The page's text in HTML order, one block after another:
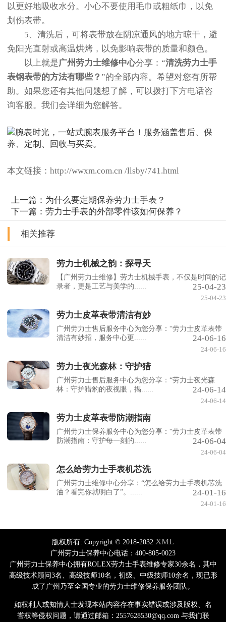
以更好地吸收水分。小心不要使用毛巾或粗纸巾，以免
划伤表带。
5、清洗后，可将表带放在阴凉通风的地方晾干，避
免阳光直射或高温烘烤，以免影响表带的质量和颜色。
以上就是广州劳力士维修中心分享：“清洗劳力士手
表钢表带的方法有哪些？ ”的全部内容。希望对您有所帮
助。如果您还有其他问题想了解，可以拨打下方电话咨
询客服。我们会详细为您解答。
本文链接：http://wwxm.com.cn /llsby/741.html
上一篇： 为什么要定期保养劳力士手表？
下一篇：劳力士手表的外部零件该如何保养？
相关推荐
劳力士机械之韵：探寻天
【广州劳力士维修】劳力士机械手表，不仅是时间的记
录者，更是工艺与美学的......
25-04-23
25-04-23
劳力士皮革表带清洁有妙
广州劳力士售后服务中心为您分享：“劳力士皮革表带
清洁有妙招，服务中心更......
24-06-16
24-06-16
劳力士夜光森林：守护猎
广州劳力士售后服务中心为您分享：“劳力士夜光森
林：守护猎豹的夜视眼，揭......
24-06-14
24-06-14
劳力士皮革表带防潮指南
广州劳力士保养服务中心为您分享：“劳力士皮革表带
防潮指南：守护每一刻的......
24-06-04
24-06-04
怎么给劳力士手表机芯洗
广州劳力士维修中心分享：“怎么给劳力士手表机芯洗
油？看完你就明白了”。......
24-01-16
24-01-16
版权所有: Copyright © 2018-2032 XML
广州劳力士保养中心电话：400-805-0023
广州劳力士保养中心拥有ROLEX劳力士手表维修专家30余名，其中
高级技术顾问3名、高级技师10名，初级、中级技师10余名，现已形
成了广州乃至全国专业的劳力士维修保养服务团队。
如权利人或知情人士发现本站内容存在事实错误或涉及版权、名
誉权等侵权问题，请通过邮箱：2557628530@qq.com 与我们联